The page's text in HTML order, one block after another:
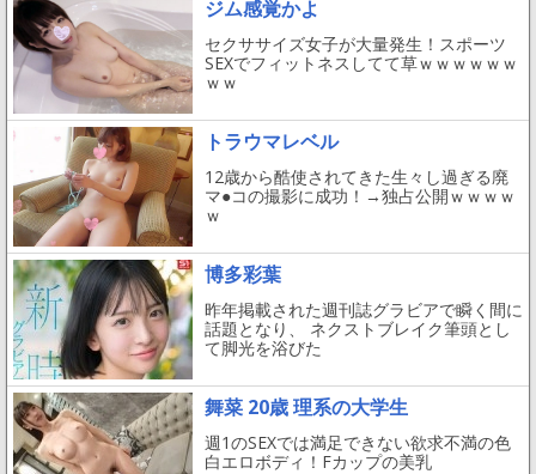
ジム感覚かよ
セクササイズ女子が大量発生！スポーツ
SEXでフィットネスしてて草ｗｗｗｗｗｗ
ｗｗ
トラウマレベル
12歳から酷使されてきた生々し過ぎる廃
マ●コの撮影に成功！→独占公開ｗｗｗｗ
ｗ
博多彩葉
昨年掲載された週刊誌グラビアで瞬く間に
話題となり、 ネクストブレイク筆頭とし
て脚光を浴びた
舞菜 20歳 理系の大学生
週1のSEXでは満足できない欲求不満の色
白エロボディ！Fカップの美乳